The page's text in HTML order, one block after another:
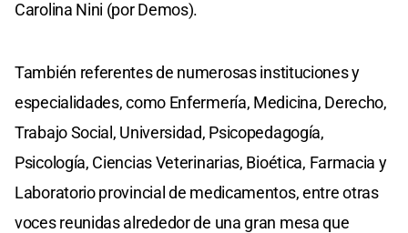
Carolina Nini (por Demos).
También referentes de numerosas instituciones y
especialidades, como Enfermería, Medicina, Derecho,
Trabajo Social, Universidad, Psicopedagogía,
Psicología, Ciencias Veterinarias, Bioética, Farmacia y
Laboratorio provincial de medicamentos, entre otras
voces reunidas alrededor de una gran mesa que